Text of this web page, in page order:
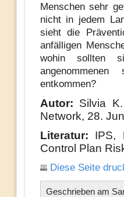
Menschen sehr
nicht in jedem
sieht die
anfälligen
wohin sollten
entkommen?
Autor: Silvia
Network, 28.
Literatur: IPS,
Control Plan
Diese Seite
Geschrieben am